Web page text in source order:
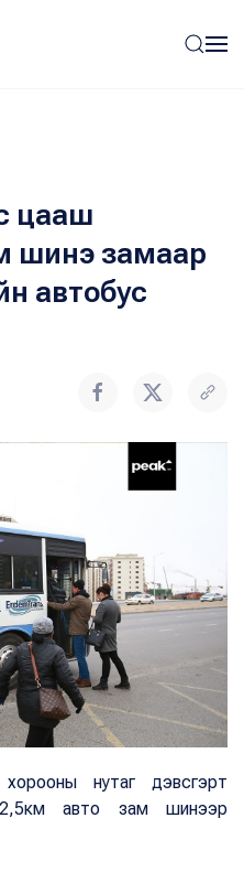
цааш
шинэ замаар
автобус
хорооны нутаг дэвсгэрт
авто зам шинээр